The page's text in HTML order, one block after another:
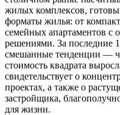
жилых комплексов,
форматы жилья: от
семейных апартаментов с
решениями. За последние
смешанные тенденции —
стоимость квадрата
свидетельствует о
проектах, а также о
застройщика,
для жизни.